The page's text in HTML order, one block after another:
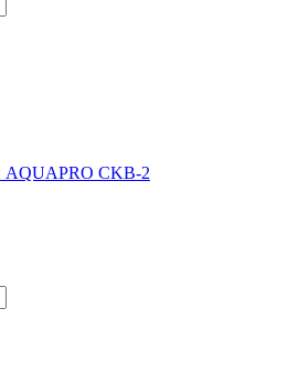
AQUAPRO CKB-2